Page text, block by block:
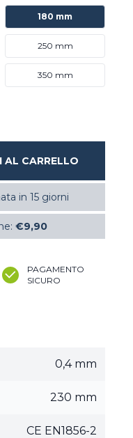
180 mm
250 mm
350 mm
AL CARRELLO
in 15 giorni
€9,90
PAGAMENTO
SICURO
0,4 mm
230 mm
CE EN1856-2